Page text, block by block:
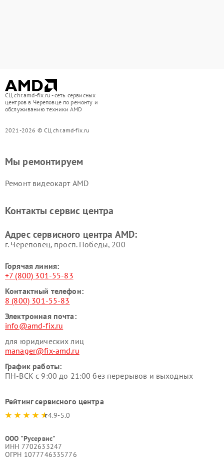
СЦ chr.amd-fix.ru - сеть сервисных
центров в Череповце по ремонту и
обслуживанию техники AMD
2021-2026 © СЦ chr.amd-fix.ru
Мы ремонтируем
Ремонт видеокарт AMD
Контакты сервис центра
Адрес сервисного центра AMD:
г. Череповец, просп. Победы, 200
Горячая линия:
+7 (800) 301-55-83
Контактный телефон:
8 (800) 301-55-83
Электронная почта:
info@amd-fix.ru
для юридических лиц
manager@fix-amd.ru
График работы:
ПН-ВСК с 9:00 до 21:00 без перерывов и выходных
Рейтинг сервисного центра
4.9-5.0
ООО "Русервис"
ИНН 7702633247
ОГРН 1077746335776